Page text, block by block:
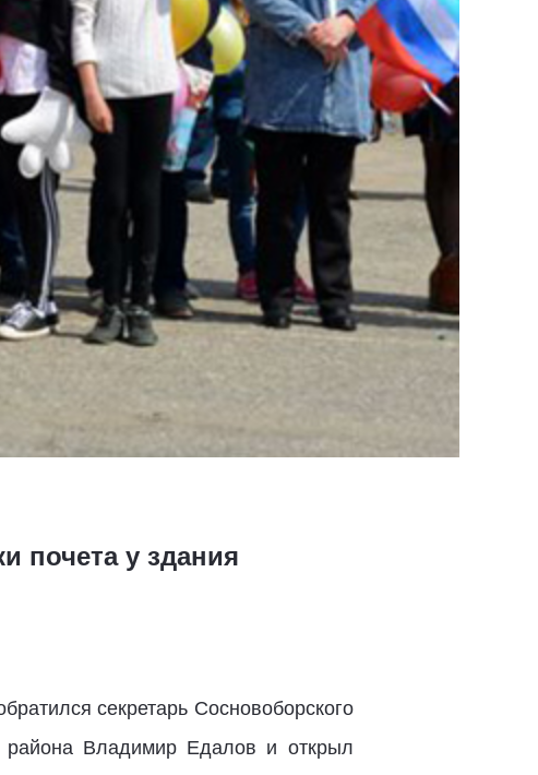
почета у здания
секретарь Сосновоборского
Владимир Едалов и открыл